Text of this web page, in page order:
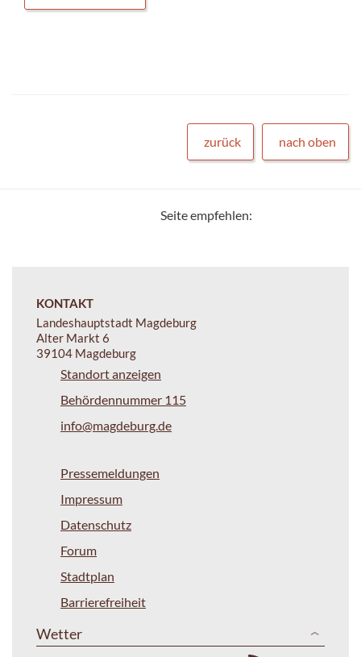
zurück nach oben
Seite empfehlen:
KONTAKT
Landeshauptstadt Magdeburg
Alter Markt 6
39104 Magdeburg
Standort anzeigen
Behördennummer 115
info@magdeburg.de
Pressemeldungen
Impressum
Datenschutz
Forum
Stadtplan
Barrierefreiheit
Wetter